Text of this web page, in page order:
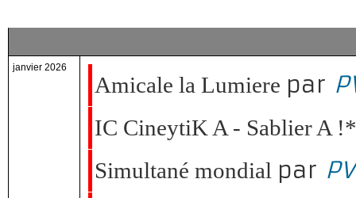
janvier 2026
Amicale la Lumiere par
IC CineytiK A - Sablier A
Simultané mondial par